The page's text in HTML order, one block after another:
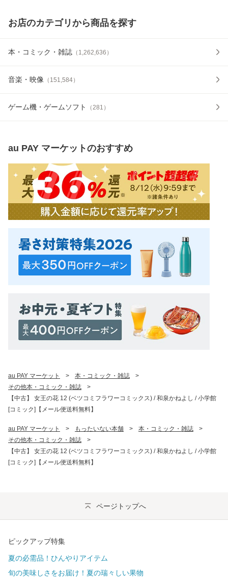
お店のカテゴリから商品を探す
本・コミック・雑誌 （ 1,262,636 ）
音楽・映像 （ 151,584）
ゲーム機・ゲームソフト （281 ）
au PAY マーケットのおすすめ
au PAY マーケット > 本・コミック・雑誌
>
その他本・コミック・雑誌
>
【中古】 女王の花 12 (ベツコミフラワーコミックス) / 和泉かねよし / 小学館
[コミック]【メール便送料無料】
au PAY マーケット > もったいない本舗 > 本・コミック・雑誌
>
その他本・コミック・雑誌
>
【中古】 女王の花 12 (ベツコミフラワーコミックス) / 和泉かねよし / 小学館
[コミック]【メール便送料無料】
ページトップへ
ピックアップ特集
夏の必需品！ひんやりアイテム
旬の美味しさをお届け！夏の瑞々しい果物